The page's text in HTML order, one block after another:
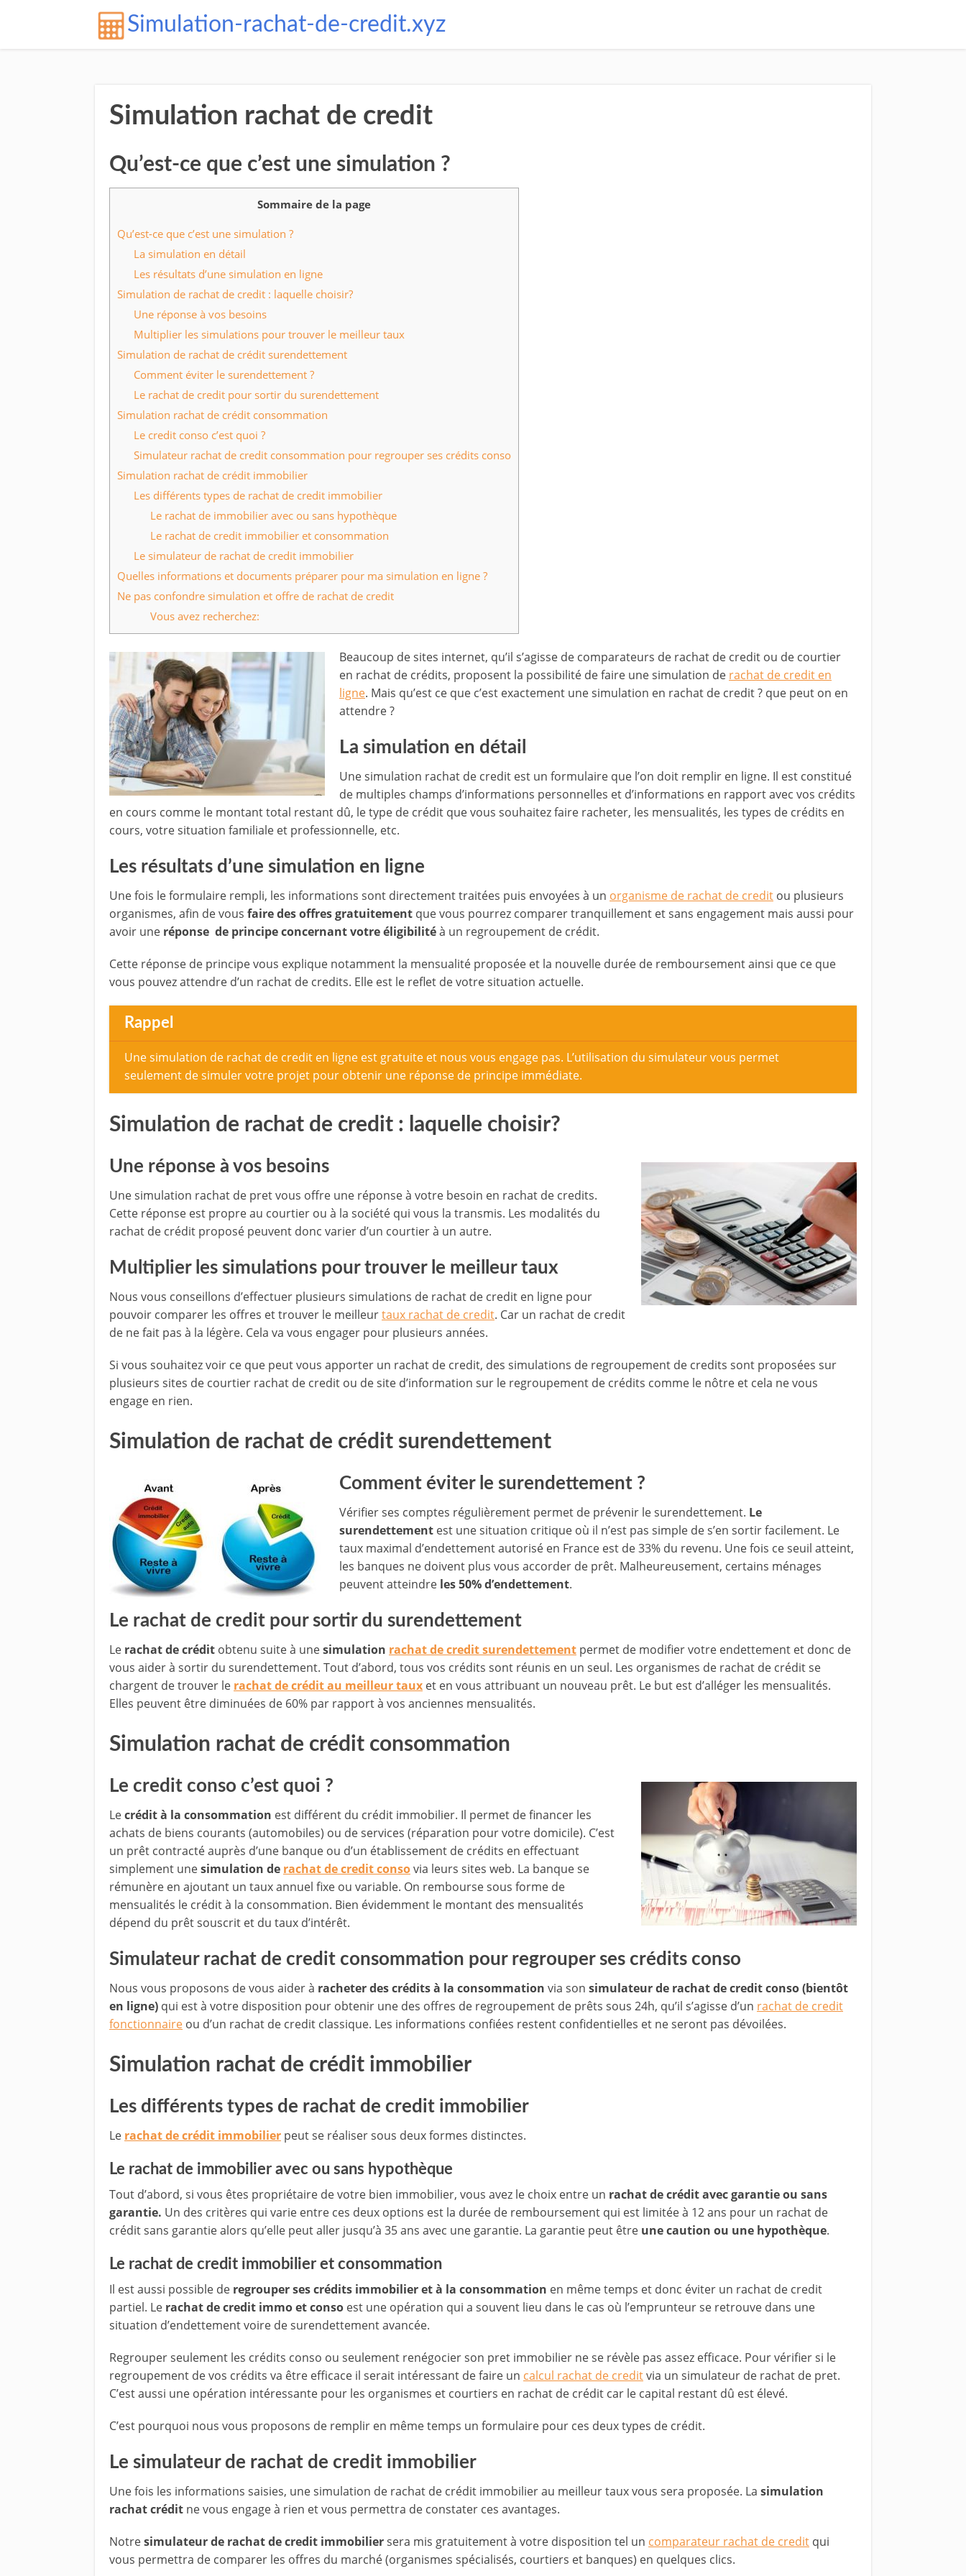
Simulation-rachat-de-credit.xyz
Simulation rachat de credit
Qu’est-ce que c’est une simulation ?
Sommaire de la page
Qu’est-ce que c’est une simulation ?
La simulation en détail
Les résultats d’une simulation en ligne
Simulation de rachat de credit : laquelle choisir?
Une réponse à vos besoins
Multiplier les simulations pour trouver le meilleur taux
Simulation de rachat de crédit surendettement
Comment éviter le surendettement ?
Le rachat de credit pour sortir du surendettement
Simulation rachat de crédit consommation
Le credit conso c’est quoi ?
Simulateur rachat de credit consommation pour regrouper ses crédits conso
Simulation rachat de crédit immobilier
Les différents types de rachat de credit immobilier
Le rachat de immobilier avec ou sans hypothèque
Le rachat de credit immobilier et consommation
Le simulateur de rachat de credit immobilier
Quelles informations et documents préparer pour ma simulation en ligne ?
Ne pas confondre simulation et offre de rachat de credit
Vous avez recherchez:
Beaucoup de sites internet, qu’il s’agisse de comparateurs de rachat de credit ou de courtier
en rachat de crédits, proposent la possibilité de faire une simulation de rachat de credit en
ligne. Mais qu’est ce que c’est exactement une simulation en rachat de credit ? que peut on en
attendre ?
La simulation en détail
Une simulation rachat de credit est un formulaire que l’on doit remplir en ligne. Il est constitué
de multiples champs d’informations personnelles et d’informations en rapport avec vos crédits
en cours comme le montant total restant dû, le type de crédit que vous souhaitez faire racheter, les mensualités, les types de crédits en
cours, votre situation familiale et professionnelle, etc.
Les résultats d’une simulation en ligne
Une fois le formulaire rempli, les informations sont directement traitées puis envoyées à un organisme de rachat de credit ou plusieurs
organismes, afin de vous faire des offres gratuitement que vous pourrez comparer tranquillement et sans engagement mais aussi pour
avoir une réponse de principe concernant votre éligibilitéà un regroupement de crédit.
Cette réponse de principe vous explique notamment la mensualité proposée et la nouvelle durée de remboursement ainsi que ce que
vous pouvez attendre d’un rachat de credits. Elle est le reflet de votre situation actuelle.
Rappel
Une simulation de rachat de credit en ligne est gratuite et nous vous engage pas. L’utilisation du simulateur vous permet
seulement de simuler votre projet pour obtenir une réponse de principe immédiate.
Simulation de rachat de credit : laquelle choisir?
Une réponse à vos besoins
Une simulation rachat de pret vous offre une réponse à votre besoin en rachat de credits.
Cette réponse est propre au courtier ou à la société qui vous la transmis. Les modalités du
rachat de crédit proposé peuvent donc varier d’un courtier à un autre.
Multiplier les simulations pour trouver le meilleur taux
Nous vous conseillons d’effectuer plusieurs simulations de rachat de credit en ligne pour
pouvoir comparer les offres et trouver le meilleurtaux rachat de credit. Car un rachat de credit
de ne fait pas à la légère. Cela va vous engager pour plusieurs années.
Si vous souhaitez voir ce que peut vous apporter un rachat de credit, des simulations de regroupement de credits sont proposées sur
plusieurs sites de courtier rachat de credit ou de site d’information sur le regroupement de crédits comme le nôtre et cela ne vous
engage en rien.
Simulation de rachat de crédit surendettement
Comment éviter le surendettement ?
Vérifier ses comptes régulièrement permet de prévenir le surendettement. Le
surendettement est une situation critique où il n’est pas simple de s’en sortir facilement. Le
taux maximal d’endettement autorisé en France est de 33% du revenu. Une fois ce seuil atteint,
les banques ne doivent plus vous accorder de prêt. Malheureusement, certains ménages
peuvent atteindre les 50% d’endettement.
Le rachat de credit pour sortir du surendettement
Le rachat de crédit obtenu suite à unesimulation rachat de credit surendettement permet de modifier votre endettement et donc de
vous aider à sortir du surendettement. Tout d’abord, tous vos crédits sont réunis en un seul. Les organismes de rachat de crédit se
chargent de trouver le rachat de crédit au meilleur taux et en vous attribuant un nouveau prêt. Le but est d’alléger les mensualités.
Elles peuvent être diminuées de 60% par rapport à vos anciennes mensualités.
Simulation rachat de crédit consommation
Le credit conso c’est quoi ?
Lecrédit à la consommation est différent du crédit immobilier. Il permet de financer les
achats de biens courants (automobiles) ou de services (réparation pour votre domicile). C’est
un prêt contracté auprès d’une banque ou d’un établissement de crédits en effectuant
simplement unesimulation de rachat de credit consovia leurs sites web. La banque se
rémunère en ajoutant un taux annuel fixe ou variable. On rembourse sous forme de
mensualités le crédit à la consommation. Bien évidemment le montant des mensualités
dépend du prêt souscrit et du taux d’intérêt.
Simulateur rachat de credit consommation pour regrouper ses crédits conso
Nous vous proposons de vous aider à racheter des crédits à la consommation via son simulateur de rachat de credit conso (bientôt
en ligne) qui est à votre disposition pour obtenir une des offres de regroupement de prêts sous 24h, qu’il s’agisse d’un rachat de credit
fonctionnaire ou d’un rachat de credit classique. Les informations confiées restent confidentielles et ne seront pas dévoilées.
Simulation rachat de crédit immobilier
Les différents types de rachat de credit immobilier
Le rachat de crédit immobilier peut se réaliser sous deux formes distinctes.
Le rachat de immobilier avec ou sans hypothèque
Tout d’abord, si vous êtes propriétaire de votre bien immobilier, vous avez le choix entre un rachat de crédit avec garantie ou sans
garantie. Un des critères qui varie entre ces deux options est la durée de remboursement qui est limitée à 12 ans pour un rachat de
crédit sans garantie alors qu’elle peut aller jusqu’à 35 ans avec une garantie. La garantie peut être une caution ou une hypothèque.
Le rachat de credit immobilier et consommation
Il est aussi possible de regrouper ses crédits immobilier et à la consommation en même temps et donc éviter un rachat de credit
partiel. Le rachat de credit immo et conso est une opération qui a souvent lieu dans le cas où l’emprunteur se retrouve dans une
situation d’endettement voire de surendettement avancée.
Regrouper seulement les crédits conso ou seulement renégocier son pret immobilier ne se révèle pas assez efficace. Pour vérifier si le
regroupement de vos crédits va être efficace il serait intéressant de faire un calcul rachat de creditvia un simulateur de rachat de pret.
C’est aussi une opération intéressante pour les organismes et courtiers en rachat de crédit car le capital restant dû est élevé.
C’est pourquoi nous vous proposons de remplir en même temps un formulaire pour ces deux types de crédit.
Le simulateur de rachat de credit immobilier
Une fois les informations saisies, une simulation de rachat de crédit immobilier au meilleur taux vous sera proposée. La simulation
rachat crédit ne vous engage à rien et vous permettra de constater ces avantages.
Notresimulateur de rachat de credit immobiliersera mis gratuitement à votre disposition tel un comparateur rachat de credit qui
vous permettra de comparer les offres du marché (organismes spécialisés, courtiers et banques) en quelques clics.